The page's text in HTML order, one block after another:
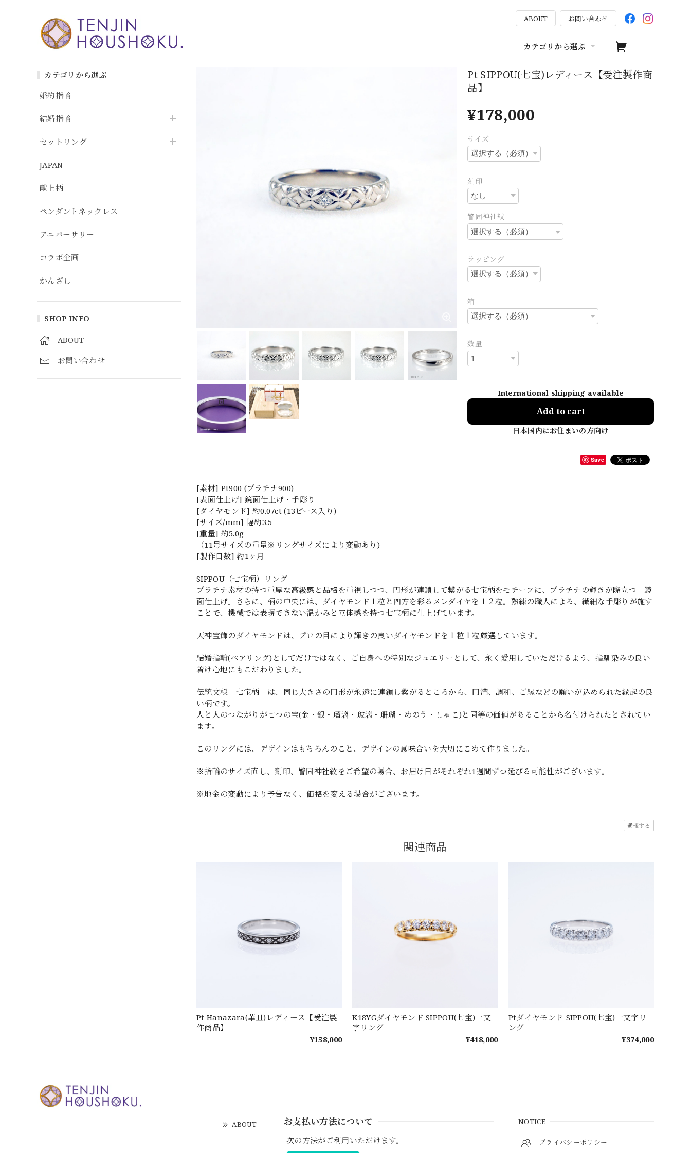
ABOUT お問い合わせ
カテゴリから選ぶ
カテゴリから選ぶ
婚約指輪
結婚指輪
セットリング
JAPAN
献上柄
ペンダントネックレス
アニバーサリー
コラボ企画
かんざし
SHOP INFO
ABOUT
お問い合わせ
Pt SIPPOU(七宝)レディース【受注製作商
品】
¥178,000
サイズ
刻印
警固神社紋
ラッピング
箱
数量
International shipping available
Add to cart
日本国内にお住まいの方向け
Save
[素材] Pt900 (プラチナ900)
[表面仕上げ] 鏡面仕上げ・手彫り
[ダイヤモンド] 約0.07ct (13ピース入り)
[サイズ/mm] 幅約3.5
[重量] 約5.0g
（11号サイズの重量※リングサイズにより変動あり)
[製作日数] 約1ヶ月
SIPPOU（七宝柄）リング
プラチナ素材の持つ重厚な高級感と品格を重視しつつ、円形が連鎖して繋がる七宝柄をモチーフに、プラチナの輝きが際立つ「鏡
面仕上げ」さらに、柄の中央には、ダイヤモンド１粒と四方を彩るメレダイヤを１２粒。熟練の職人による、繊細な手彫りが施す
ことで、機械では表現できない温かみと立体感を持つ七宝柄に仕上げています。
天神宝飾のダイヤモンドは、プロの目により輝きの良いダイヤモンドを１粒１粒厳選しています。
結婚指輪(ペアリング)としてだけではなく、ご自身への特別なジュエリーとして、永く愛用していただけるよう、指馴染みの良い
着け心地にもこだわりました。
伝統文様「七宝柄」は、同じ大きさの円形が永遠に連鎖し繋がるところから、円満、調和、ご縁などの願いが込められた縁起の良
い柄です。
人と人のつながりが七つの宝(金・銀・瑠璃・玻璃・珊瑚・めのう・しゃこ)と同等の価値があることから名付けられたとされてい
ます。
このリングには、デザインはもちろんのこと、デザインの意味合いを大切にこめて作りました。
※指輪のサイズ直し、刻印、警固神社紋をご希望の場合、お届け日がそれぞれ1週間ずつ延びる可能性がございます。
※地金の変動により予告なく、価格を変える場合がございます。
通報する
関連商品
Pt Hanazara(華皿)レディース【受注製
作商品】
¥158,000
K18YGダイヤモンド SIPPOU(七宝)一文
字リング
¥418,000
Ptダイヤモンド SIPPOU(七宝)一文字リ
ング
¥374,000
ABOUT お支払い方法について
次の方法がご利用いただけます。
NOTICE
プライバシーポリシー